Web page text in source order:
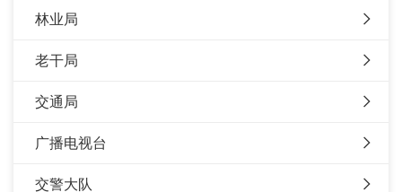
林业局
老干局
交通局
广播电视台
交警大队